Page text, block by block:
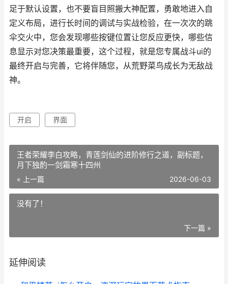
足于默认设置，也不要盲目照搬大神配置，勇敢地进入自
定义布局，进行长时间的调试与实战检验，在一次次的跳
伞交火中，您会发现哪些按键位置让您反应更快，哪些信
息显示对您决策最重要，这个过程，就是您专属战斗ui的
最终开启与完善，它将伴随您，从荒野菜鸟成长为无敌战
神。
开启 界面
王者荣耀李白攻略，青莲剑仙的进阶修行之道，副标题，
月下独酌一剑霜寒十四州
« 上一篇 2026-06-03
没有了！
下一篇 »
延伸阅读